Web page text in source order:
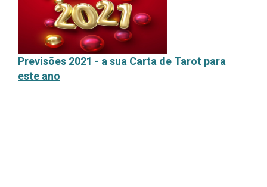
Previsões 2021 - a sua Carta de Tarot para
este ano